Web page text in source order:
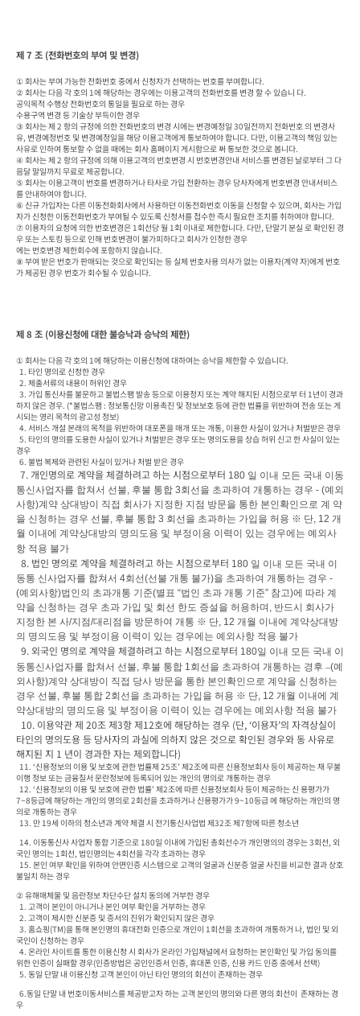
제 7 조 (전화번호의 부여 및 변경)
① 회사는 부여 가능한 전화번호 중에서 신청자가 선택하는 번호를 부여합니다.
② 회사는 다음 각 호의 1에 해당하는 경우에는 이용고객의 전화번호를 변경 할 수 있습니 다.
공익목적 수행상 전화번호의 통일을 필요로 하는 경우
수용구역 변경 등 기술상 부득이한 경우
③ 회사는 제 2 항의 규정에 의한 전화번호의 변경 시에는 변경예정일 30일전까지 전화번호 의 변경사
유, 변경예정번호 및 변경예정일을 해당 이용고객에게 통보하여야 합니다. 다만, 이용고객의 책임 있는
사유로 인하여 통보할 수 없을 때에는 회사 홈페이지 게시함으로 써 통보한 것으로 봅니다.
④ 회사는 제 2 항의 규정에 의해 이용고객의 번호변경 시 번호변경안내 서비스를 변경된 날로부터 그 다
음달 말일까지 무료로 제공합니다.
⑤ 회사는 이용고객이 번호를 변경하거나 타사로 가입 전환하는 경우 당사자에게 번호변경 안내서비스
를 안내하여야 합니다.
⑥ 신규 가입자는 다른 이동전화회사에서 사용하던 이동전화번호 이동을 신청할 수 있으며, 회사는 가입
자가 신청한 이동전화번호가 부여될 수 있도록 신청서를 접수한 즉시 필요한 조치를 취하여야 합니다.
⑦ 이용자의 요청에 의한 번호변경은 1회선당 월 1회 이내로 제한합니다. 다만, 단말기 분실 로 확인된 경
우 또는 스토킹 등으로 인해 번호변경이 불가피하다고 회사가 인정한 경우
에는 번호변경 제한회수에 포함하지 않습니다.
⑧ 부여 받은 번호가 판매되는 것으로 확인되는 등 실제 번호사용 의사가 없는 이용자(계약 자)에게 번호
가 제공된 경우 번호가 회수될 수 있습니다.
제 8 조 (이용신청에 대한 불승낙과 승낙의 제한)
① 회사는 다음 각 호의 1에 해당하는 이용신청에 대하여는 승낙을 제한할 수 있습니다.
하지 않은 경우. (*불법스팸 : 정보통신망 이용촉진 및 정보보호 등에 관한 법률을 위반하여 전송 또는 게
시되는 영리 목적의 광고성 정보)
경우
7. 개인명의로 계약을 체결하려고 하는 시점으로부터 180 일 이내 모든 국내 이동
통신사업자를 합쳐서 선불, 후불 통합 3회선을 초과하여 개통하는 경우 - (예외
사항)계약 상대방이 직접 회사가 지정한 지점 방문을 통한 본인확인으로 계 약
을 신청하는 경우 선불, 후불 통합 3 회선을 초과하는 가입을 허용 ※ 단, 12 개
월 이내에 계약상대방의 명의도용 및 부정이용 이력이 있는 경우에는 예외사
항 적용 불가
  8. 법인 명의로 계약을 체결하려고 하는 시점으로부터
180 일 이내 모든 국내 이
동통 신사업자를 합쳐서 4회선(선불 개통 불가)을 초과하여 개통하는 경우 -
(예외사항)법인의 초과개통 기준(별표 “법인 초과 개통 기준” 참고)에 따라 계
약을 신청하는 경우 초과 가입 및 회선 한도 증설을 허용하며 , 반드시 회사가
지정한 본 사/지점/대리점을 방문하여 개통 ※ 단, 12 개월 이내에 계약상대방
의 명의도용 및 부정이용 이력이 있는 경우에는 예외사항 적용 불가
  9. 외국인 명의로 계약을 체결하려고 하는 시점으로부터
180일 이내 모든 국내 이
동통신사업자를 합쳐서 선불, 후불 통합 1회선을 초과하여 개통하는 경후 –(예
외사항)계약 상대방이 직접 당사 방문을 통한 본인확인으로 계약을 신청하는
경우 선불, 후불 통합 2회선을 초과하는 가입을 허용 ※ 단, 12 개월 이내에 계
약상대방의 명의도용 및 부정이용 이력이 있는 경우에는 예외사항 적용 불가
타인의 명의도용 등 당사자의 과실에 의하지 않은 것으로 확인된 경우와 동 사유로
해지된 지 1 년이 경과한 자는 제외합니다)
이행 정보 또는 금융질서 문란정보에 등록되어 있는 개인의 명의로 개통하는 경우
7~8등급에 해당하는 개인의 명의로 2회선을 초과하거나 신용평가가 9~10등급 에 해당하는 개인의 명
의로 개통하는 경우
  13. 만 19세 이하의 청소년과 계약 체결 시 전기통신사업법 제32조 제7항에 따른 청소년
국인 명의는 1회선, 법인명의는 4회선을 각각 초과하는 경우
불일치 하는 경우
② 유해매체물 및 음란정보 차단수단 설치 동의에 거부한 경우
국인이 신청하는 경우
위한 인증이 실패할 경우(인증방법은 공인인증서 인증, 휴대폰 인증, 신용 카드 인증 중에서 선택)
  5. 동일 단말 내 이용신청 고객 본인이 아닌 타인 명의의 회선이 존재하는 경우
우